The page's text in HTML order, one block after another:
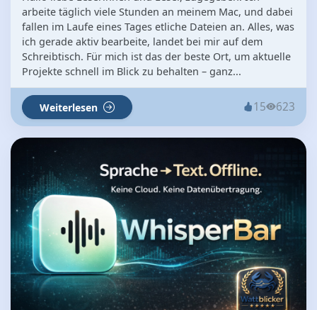
arbeite täglich viele Stunden an meinem Mac, und dabei
fallen im Laufe eines Tages etliche Dateien an. Alles, was
ich gerade aktiv bearbeite, landet bei mir auf dem
Schreibtisch. Für mich ist das der beste Ort, um aktuelle
Projekte schnell im Blick zu behalten – ganz...
Weiterlesen 15 623